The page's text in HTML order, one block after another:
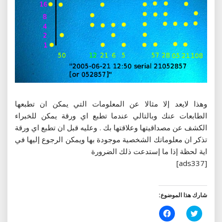
وهذا لايعد إلا مثالا عن المعلومات التي يمكن ان تطبعها
الطابعات عنك وبالتالي عندما تطبع اي ورقة يمكن للخبراء
الكشف عن مصداقيتها وعلاقتها بك . وعليه قبل ان تطبع اي ورقة
تذكر ان معلوماتك الشخصية موجودة بها ويمكن الرجوع إليها في
اية لحظة إذا ما إستدعت ذلك الضرورة
[ads337]
شارك هذا الموضوع:
اضغط
للمشاركة
انقر
للمشاركة